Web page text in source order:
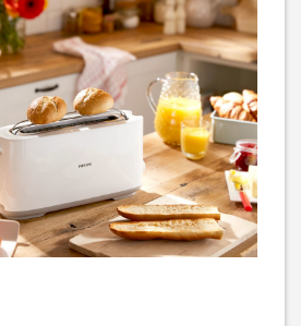
Тостер Philips Daily
Collection HD2582/00
1 899 грн
1 519грн